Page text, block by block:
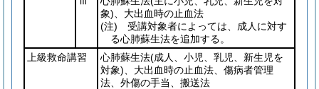
象) 、大出血時の止血法
(注) 受講対象者によっては、成人に対す
る心肺蘇生法を追加する。
上級救命講習
心肺蘇生法(成人、小児、乳児、新生児を
対象) 、大出血時の止血法、傷病者管理
法、外傷の手当、搬送法